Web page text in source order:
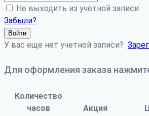
Не выходить из учетной записи
Забыли?
Войти
У вас еще нет учетной записи?
Для оформления заказа
Количество
часов
Акция